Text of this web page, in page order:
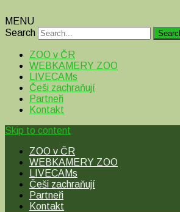
MENU
Search
ZOO v ČR
WEBKAMERY ZOO
LIVECAMs
Češi zachraňují
Partneři
Kontakt
Skip to content
ZOO v ČR
WEBKAMERY ZOO
LIVECAMs
Češi zachraňují
Partneři
Kontakt